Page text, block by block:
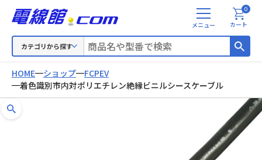
カテゴリから探す
メ
ニ
カート
0
HOME ショップ
FCPEV
着色識別市内対ポリエチレン絶縁ビニルシースケーブル